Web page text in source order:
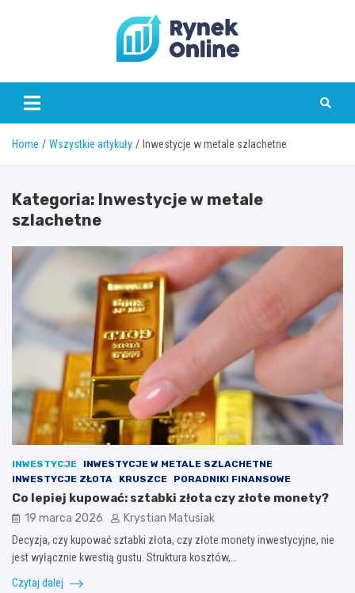
www.rynekonline.pl
Home Wszystkie artykuły Inwestycje w metale szlachetne
Kategoria: Inwestycje w metale
szlachetne
INWESTYCJE
INWESTYCJE W METALE SZLACHETNE
INWESTYCJE ZŁOTA
KRUSZCE PORADNIKI FINANSOWE
Co lepiej kupować: sztabki złota czy złote monety?
19 marca 2026 Krystian Matusiak
Decyzja, czy kupować sztabki złota, czy złote monety inwestycyjne, nie
jest wyłącznie kwestią gustu. Struktura kosztów,…
Czytaj dalej